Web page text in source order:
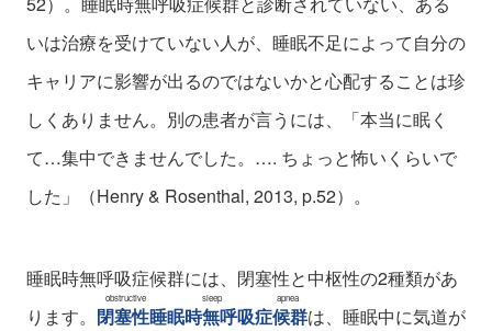
いは治療を受けていない人が、睡眠不足によって自分の
キャリアに影響が出るのではないかと心配することは珍
しくありません。別の患者が言うには、「本当に眠く
て…集中できませんでした。…. ちょっと怖いくらいで
した」（Henry & Rosenthal, 2013, p.52）。
睡眠時無呼吸症候群には、閉塞性と中枢性の2種類があ
ります。 閉塞性睡眠時無呼吸症候群
obstructive sleep apnea
は、睡眠中に気道が